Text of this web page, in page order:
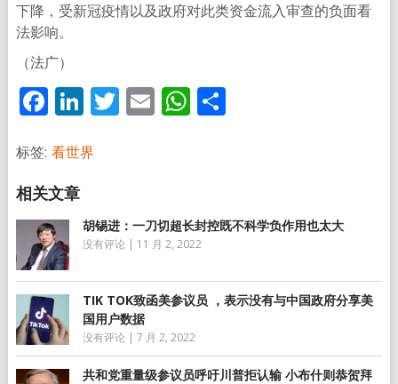
下降，受新冠疫情以及政府对此类资金流入审查的负面看
法影响。
（法广）
Facebook
LinkedIn
Twitter
EmailWhatsApp
分
标签: 看世界
胡锡进：一刀切超长封控既不科学负作用也太大
没有评论 | 11 月 2, 2022
TIK TOK致函美参议员 ，表示没有与中国政府分享美
国用户数据
没有评论 | 7 月 2, 2022
共和党重量级参议员呼吁川普拒认输 小布什则恭贺拜